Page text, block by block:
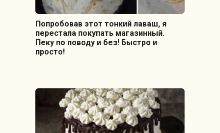
Попробовав этот тонкий лаваш, я
перестала покупать магазинный.
Пеку по поводу и без! Быстро и
просто!